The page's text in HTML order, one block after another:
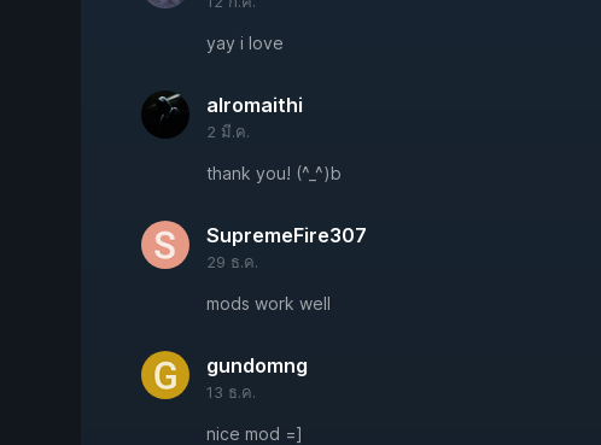
yay i love
alromaithi
2 มี.ค.
thank you! (^_^)b
SupremeFire307
29 ธ.ค.
mods work well
gundomng
13 ธ.ค.
nice mod =]